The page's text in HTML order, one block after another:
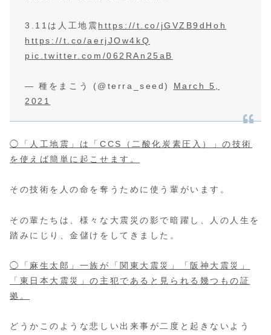
3.11は人工地震https://t.co/jGVZB9dHoh
https://t.co/aerjJOw4kQ
pic.twitter.com/062RAn25aB
— 種をまこう (@terra_seed) March 5,
2021
◯「人工地震」は「CCS（二酸化炭素圧入）」の技術
を使えば簡単に起こせます。
その技術を人の命を奪うために使う輩がいます。
その輩たちは、様々な大震災の影で暗躍し、人の人生を
踏みにじり、金儲けをしてきました。
◯「麻生太郎」一族が「関東大震災」「阪神大震災」
「東日本大震災」の主犯であると見られる幾つもの証
拠。
どうかこのような悲しい出来事が二度と起きないよう